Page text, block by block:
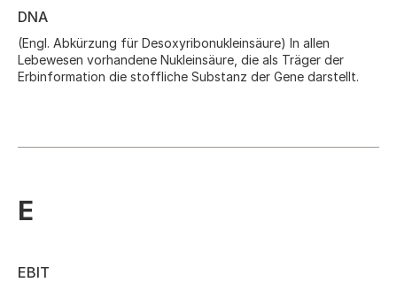
DNA
(Engl. Abkürzung für Desoxyribonukleinsäure) In allen
Lebewesen vorhandene Nukleinsäure, die als Träger der
Erbinformation die stoffliche Substanz der Gene darstellt.
E
EBIT